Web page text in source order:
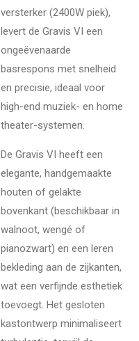
versterker (2400W piek),
levert de Gravis VI een
ongeëvenaarde
basrespons met snelheid
en precisie, ideaal voor
high-end muziek- en home
theater-systemen.
De Gravis VI heeft een
elegante, handgemaakte
houten of gelakte
bovenkant (beschikbaar in
walnoot, wengé of
pianozwart) en een leren
bekleding aan de zijkanten,
wat een verfijnde esthetiek
toevoegt. Het gesloten
kastontwerp minimaliseert